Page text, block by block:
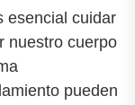
esencial cuidar
nuestro cuerpo
pueden